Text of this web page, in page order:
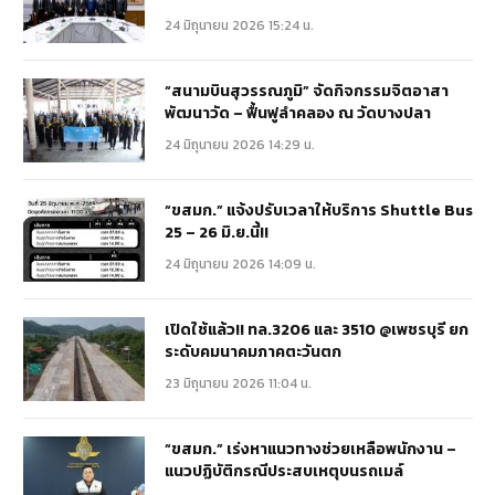
24 มิถุนายน 2026 15:24 น.
“สนามบินสุวรรณภูมิ” จัดกิจกรรมจิตอาสา
พัฒนาวัด – ฟื้นฟูลำคลอง ณ วัดบางปลา
24 มิถุนายน 2026 14:29 น.
“ขสมก.” แจ้งปรับเวลาให้บริการ Shuttle Bus
25 – 26 มิ.ย.นี้!!
24 มิถุนายน 2026 14:09 น.
เปิดใช้แล้ว!! ทล.3206 และ 3510 @เพชรบุรี ยก
ระดับคมนาคมภาคตะวันตก
23 มิถุนายน 2026 11:04 น.
“ขสมก.” เร่งหาแนวทางช่วยเหลือพนักงาน –
แนวปฏิบัติกรณีประสบเหตุบนรถเมล์